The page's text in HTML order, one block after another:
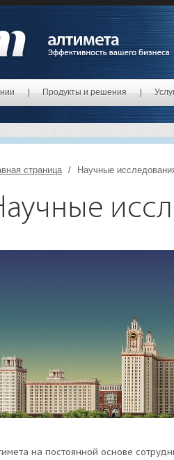
Продукты и решения
страница Научные
на постоянной основе